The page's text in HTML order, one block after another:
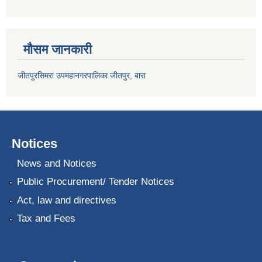
मौसम जानकारी
जीतपुरसिमरा उपमहानगरपालिका जीतपुर, बारा
Notices
News and Notices
Public Procurement/ Tender Notices
Act, law and directives
Tax and Fees